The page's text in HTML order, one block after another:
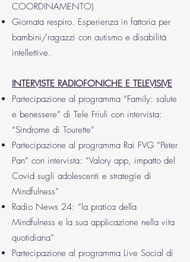
COORDINAMENTO)
Giornata respiro. Esperienza in fattoria per
bambini/ragazzi con autismo e disabilità
intellettive.
INTERVISTE RADIOFONICHE E TELEVISIVE
Partecipazione al programma “Family: salute
e benessere” di Tele Friuli con intervista:
“Sindrome di Tourette”
Partecipazione al programma Rai FVG “Peter
Pan” con intervista: “Valory app, impatto del
Covid sugli adolescenti e strategie di
Mindfulness”
Radio News 24: “la pratica della
Mindfulness e la sua applicazione nella vita
quotidiana”
Partecipazione al programma Live Social di